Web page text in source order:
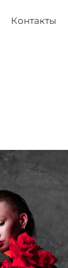
Контакты